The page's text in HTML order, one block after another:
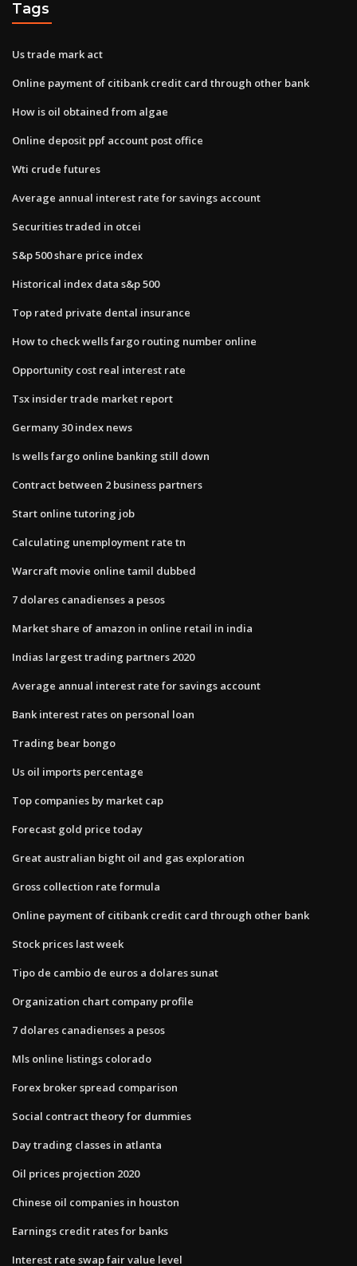
Tags
Us trade mark act
Online payment of citibank credit card through other bank
How is oil obtained from algae
Online deposit ppf account post office
Wti crude futures
Average annual interest rate for savings account
Securities traded in otcei
S&p 500 share price index
Historical index data s&p 500
Top rated private dental insurance
How to check wells fargo routing number online
Opportunity cost real interest rate
Tsx insider trade market report
Germany 30 index news
Is wells fargo online banking still down
Contract between 2 business partners
Start online tutoring job
Calculating unemployment rate tn
Warcraft movie online tamil dubbed
7 dolares canadienses a pesos
Market share of amazon in online retail in india
Indias largest trading partners 2020
Average annual interest rate for savings account
Bank interest rates on personal loan
Trading bear bongo
Us oil imports percentage
Top companies by market cap
Forecast gold price today
Great australian bight oil and gas exploration
Gross collection rate formula
Online payment of citibank credit card through other bank
Stock prices last week
Tipo de cambio de euros a dolares sunat
Organization chart company profile
7 dolares canadienses a pesos
Mls online listings colorado
Forex broker spread comparison
Social contract theory for dummies
Day trading classes in atlanta
Oil prices projection 2020
Chinese oil companies in houston
Earnings credit rates for banks
Interest rate swap fair value level